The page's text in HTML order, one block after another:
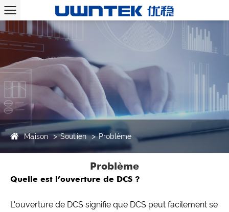
Maison Soutien Problème
Problème
Quelle est l’ouverture de DCS ?
L'ouverture de DCS signifie que DCS peut facilement se